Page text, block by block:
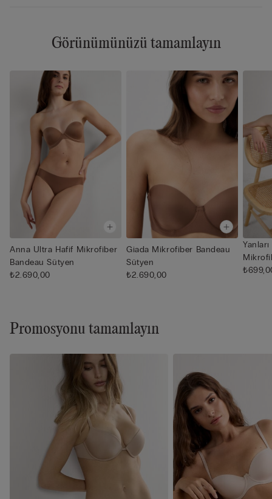
Görünümünüzü tamamlayın
Anna Ultra Hafif Mikrofiber
Bandeau Sütyen
₺2.690,00
Giada Mikrofiber Bandeau
Sütyen
₺2.690,00
Promosyonu tamamlayın